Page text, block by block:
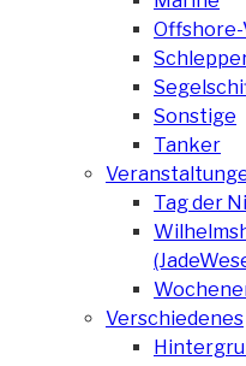
Sonstige
Tanker
Tag der
Verschiedenes